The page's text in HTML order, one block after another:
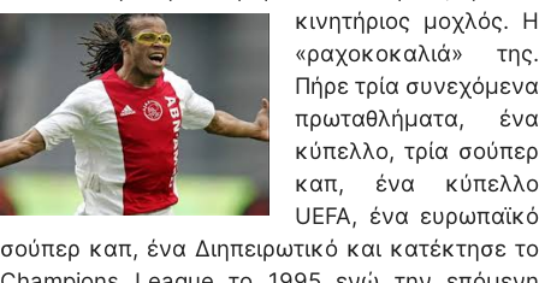
κινητήριος μοχλός. Η
«ραχοκοκαλιά» της.
Πήρε τρία συνεχόμενα
πρωταθλήματα, ένα
κύπελλο, τρία σούπερ
καπ, ένα κύπελλο
UEFA, ένα ευρωπαϊκό
σούπερ καπ, ένα Διηπειρωτικό και κατέκτησε το